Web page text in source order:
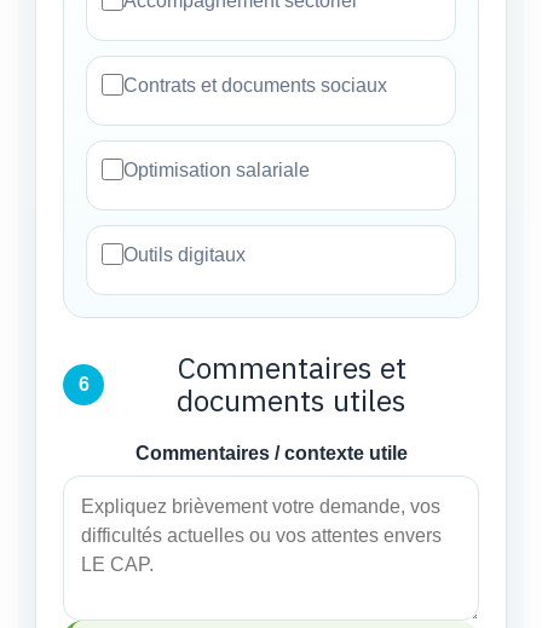
Contrats et documents sociaux
Optimisation salariale
Outils digitaux
6
Commentaires et
documents utiles
Commentaires / contexte utile